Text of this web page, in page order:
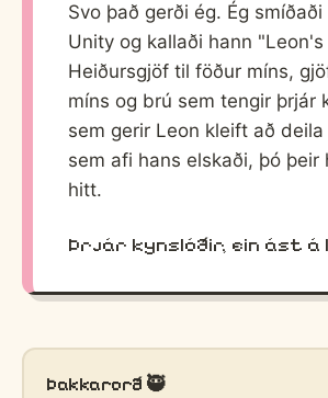
Svo það gerði ég. Ég
Unity og kallaði hann "Leon's
Heiðursgjöf til föður míns,
míns og brú sem tengir þrjár
sem gerir Leon kleift að deila
sem afi hans elskaði, þó þeir
hitt.
Þrjár kynslóðir, ein ást á
Þakkarorð 🥷